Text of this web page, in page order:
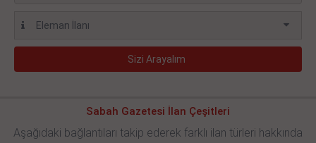
Sabah Gazetesi İlan Çeşitleri
Aşağıdaki bağlantıları takip ederek farklı ilan türleri hakkında